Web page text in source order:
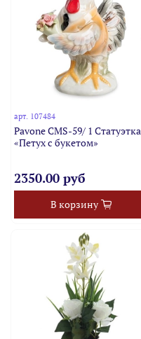
арт. 107484
Pavone CMS-59/ 1 Статуэтка
«Петух с букетом»
2350.00 руб
В корзину